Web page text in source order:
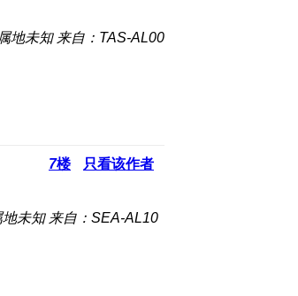
属地未知 来自：TAS-AL00
7楼 只看该作者
地未知 来自：SEA-AL10